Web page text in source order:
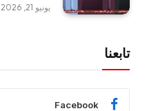
يونيو 21, 2026
تابعنا
Facebook